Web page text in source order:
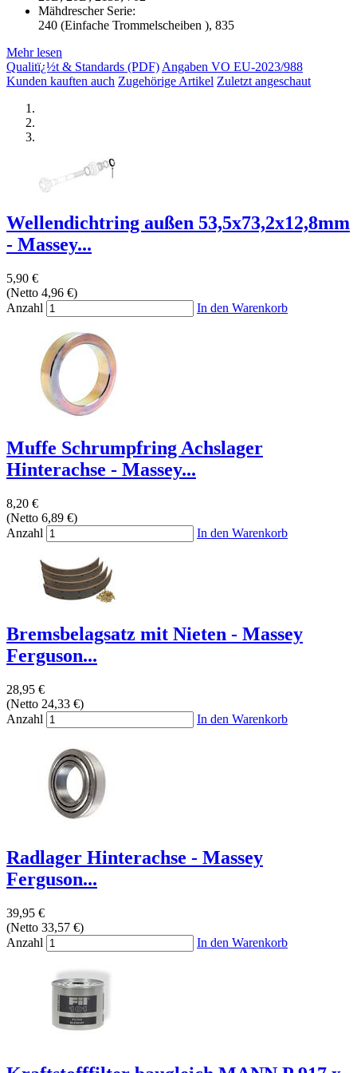
Mähdrescher Serie:
240 (Einfache Trommelscheiben ), 835
Mehr lesen
Qualitï¿½t & Standards (PDF)Angaben VO EU-2023/988
Kunden kauften auch Zugehörige Artikel Zuletzt angeschaut
Wellendichtring außen 53,5x73,2x12,8mm
- Massey...
5,90 €
(Netto 4,96 €)
Anzahl
In den Warenkorb
Muffe Schrumpfring Achslager
Hinterachse - Massey...
8,20 €
(Netto 6,89 €)
Anzahl
In den Warenkorb
Bremsbelagsatz mit Nieten - Massey
Ferguson...
28,95 €
(Netto 24,33 €)
Anzahl
In den Warenkorb
Radlager Hinterachse - Massey
Ferguson...
39,95 €
(Netto 33,57 €)
Anzahl
In den Warenkorb